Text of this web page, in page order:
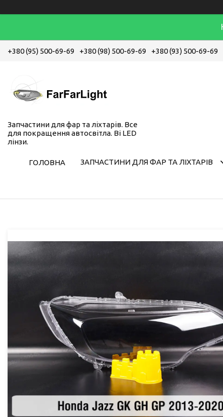
+380 (95) 500-69-69 +380 (98) 500-69-69 +380 (93) 500-69-69
Запчастини для фар та ліхтарів. Все
для покращення автосвітла. Bi LED
лінзи.
ГОЛОВНА ЗАПЧАСТИНИ ДЛЯ ФАР ТА ЛІХТАРІВ